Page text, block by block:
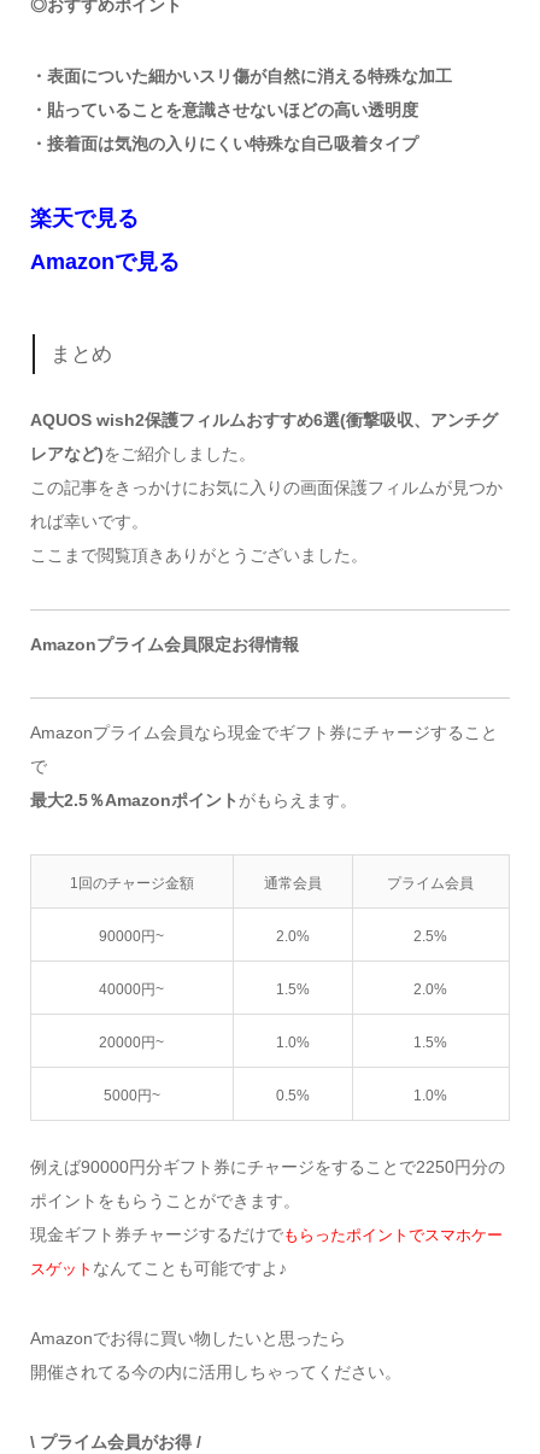
◎おすすめポイント
・表面についた細かいスリ傷が自然に消える特殊な加工
・貼っていることを意識させないほどの高い透明度
・接着面は気泡の入りにくい特殊な自己吸着タイプ
楽天で見る
Amazonで見る
まとめ
AQUOS wish2保護フィルムおすすめ6選(衝撃吸収、アンチグ
レアなど)をご紹介しました。
この記事をきっかけにお気に入りの画面保護フィルムが見つか
れば幸いです。
ここまで閲覧頂きありがとうございました。
Amazonプライム会員限定お得情報
Amazonプライム会員なら現金でギフト券にチャージすること
で
最大2.5％Amazonポイント がもらえます。
1回のチャージ金額 通常会員 プライム会員
90000円~ 2.0% 2.5%
40000円~ 1.5% 2.0%
20000円~ 1.0% 1.5%
5000円~ 0.5% 1.0%
例えば90000円分ギフト券にチャージをすることで2250円分の
ポイントをもらうことができます。
現金ギフト券チャージするだけでもらったポイントでスマホケー
スゲット なんてことも可能ですよ♪
Amazonでお得に買い物したいと思ったら
開催されてる今の内に活用しちゃってください。
\ プライム会員がお得 /